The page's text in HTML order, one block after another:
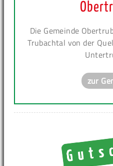
Die Gemeinde
Trubachtal von der
zur